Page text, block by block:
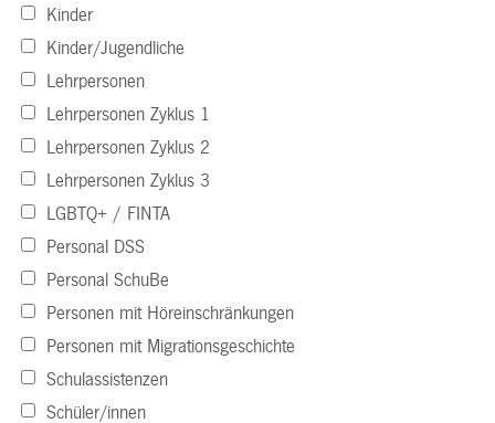
Kinder
Kinder/Jugendliche
Lehrpersonen
Lehrpersonen Zyklus 1
Lehrpersonen Zyklus 2
Lehrpersonen Zyklus 3
LGBTQ+ / FINTA
Personal DSS
Personal SchuBe
Personen mit Höreinschränkungen
Personen mit Migrationsgeschichte
Schulassistenzen
Schüler/innen